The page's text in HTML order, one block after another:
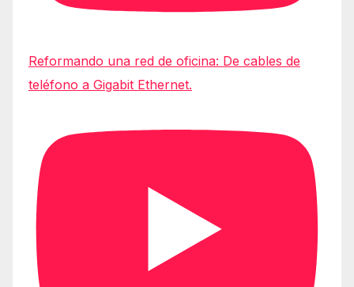
Reformando una red de oficina: De cables de
teléfono a Gigabit Ethernet.